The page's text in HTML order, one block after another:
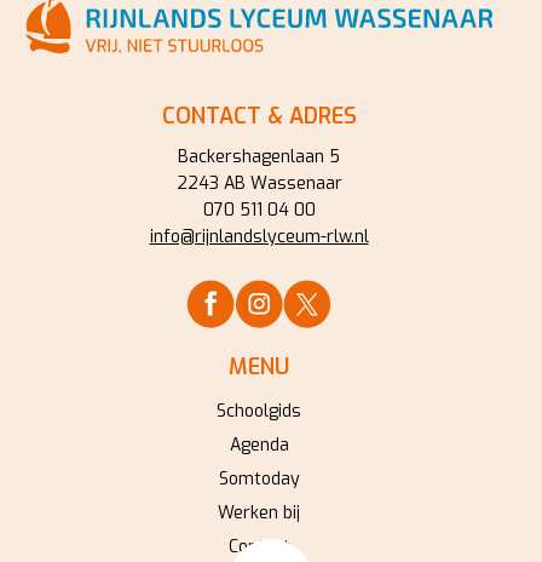
CONTACT & ADRES
Backershagenlaan 5
2243 AB Wassenaar
070 511 04 00
info@rijnlandslyceum-rlw.nl
MENU
Schoolgids
Agenda
Somtoday
Werken bij
Contact